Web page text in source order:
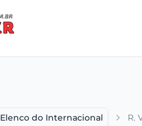
Elenco do Internacional R.